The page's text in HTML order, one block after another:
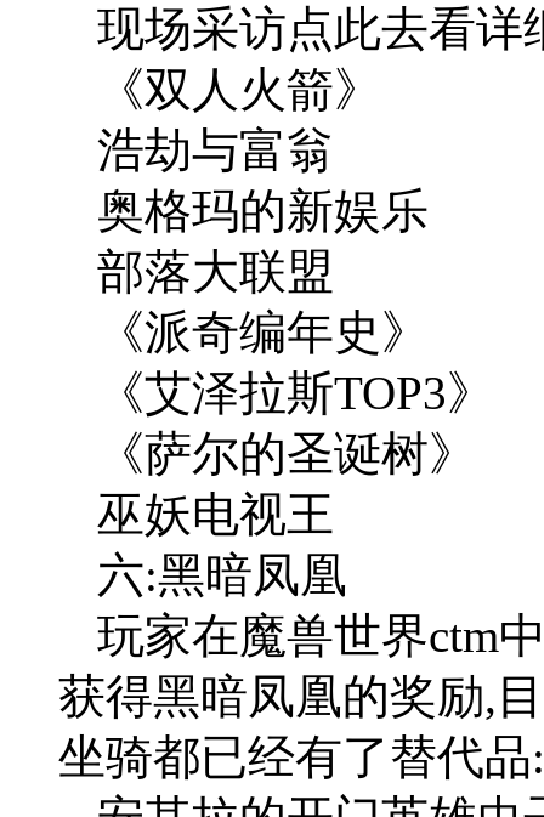
现场采访点此去看详
《双人火箭》
浩劫与富翁
奥格玛的新娱乐
部落大联盟
《派奇编年史》
《艾泽拉斯TOP3》
《萨尔的圣诞树》
巫妖电视王
六:黑暗凤凰
玩家在魔兽世界ctm
获得黑暗凤凰的奖励,
坐骑都已经有了替代品: